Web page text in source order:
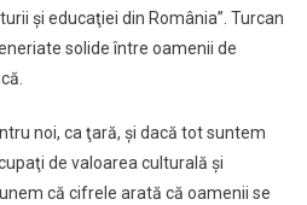
Cifrele
arată
noi,
ca
ţară
şi educaţiei din România”. Turcan
solide între oamenii de
noi, ca ţară, şi dacă tot suntem
de valoarea culturală şi
că cifrele arată că oamenii se